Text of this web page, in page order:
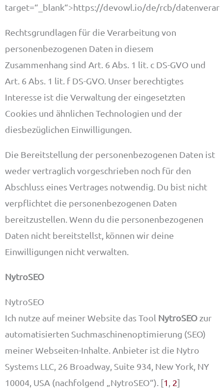
target=“_blank“>https://devowl.io/de/rcb/
Rechtsgrundlagen für die Verarbeitung von
personenbezogenen Daten in diesem
Zusammenhang sind Art. 6 Abs. 1 lit. c DS-GVO und
Art. 6 Abs. 1 lit. f DS-GVO. Unser berechtigtes
Interesse ist die Verwaltung der eingesetzten
Cookies und ähnlichen Technologien und der
diesbezüglichen Einwilligungen.
Die Bereitstellung der personenbezogenen Daten ist
weder vertraglich vorgeschrieben noch für den
Abschluss eines Vertrages notwendig. Du bist nicht
verpflichtet die personenbezogenen Daten
bereitzustellen. Wenn du die personenbezogenen
Daten nicht bereitstellst, können wir deine
Einwilligungen nicht verwalten.
NytroSEO
NytroSEO
Ich nutze auf meiner Website das Tool NytroSEO zur
automatisierten Suchmaschinenoptimierung (SEO)
meiner Webseiten-Inhalte. Anbieter ist die Nytro
Systems LLC, 26 Broadway, Suite 934, New York, NY
10004, USA (nachfolgend „NytroSEO“). [1 2]